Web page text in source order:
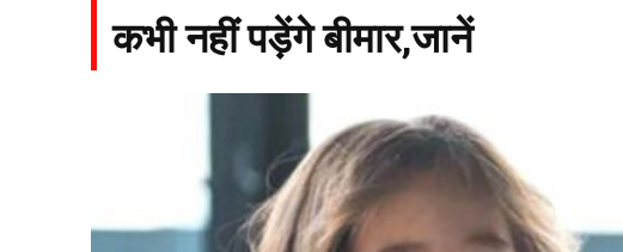
कभी नहीं पड़ेंगे बीमार,जानें